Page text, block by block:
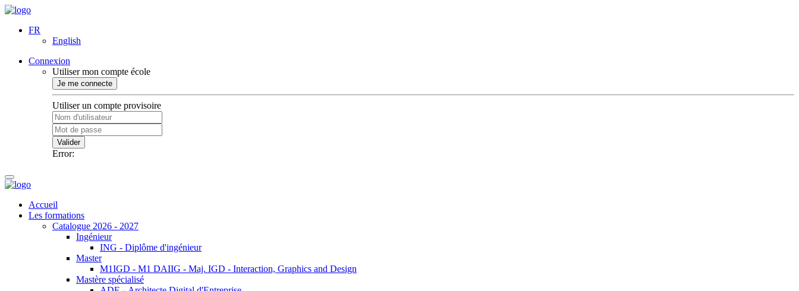
FR
English
Connexion
Utiliser mon compte école
Je me connecte
Utiliser un compte provisoire
Valider
Error:
Accueil
Les formations
Catalogue 2026 - 2027
Ingénieur
ING - Diplôme d'ingénieur
Master
M1IGD - M1 DAIIG - Maj. IGD - Interaction, Graphics and Design
Mastère spécialisé